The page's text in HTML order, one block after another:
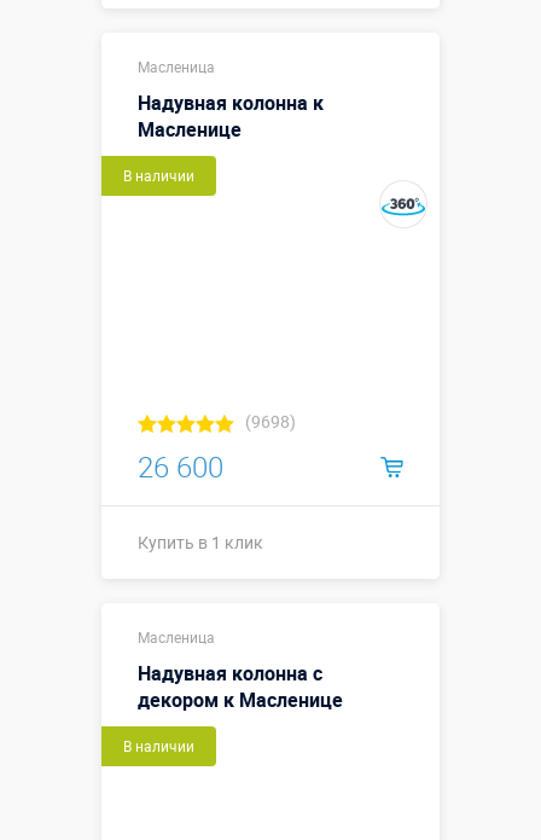
Масленица
Надувная колонна к
Масленице
В наличии
(9698)
26 600
Купить в 1 клик
Масленица
Надувная колонна с
декором к Масленице
В наличии